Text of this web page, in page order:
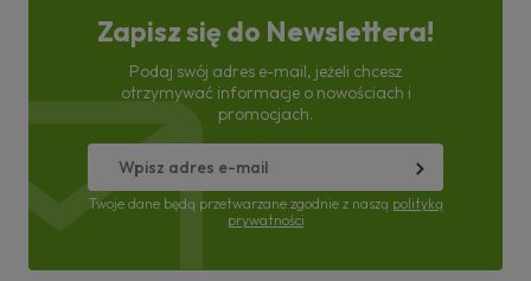
Zapisz się do Newslettera!
Podaj swój adres e-mail, jeżeli chcesz
otrzymywać informacje o nowościach i
promocjach.
Twoje dane będą przetwarzane zgodnie z naszą polityką
prywatności